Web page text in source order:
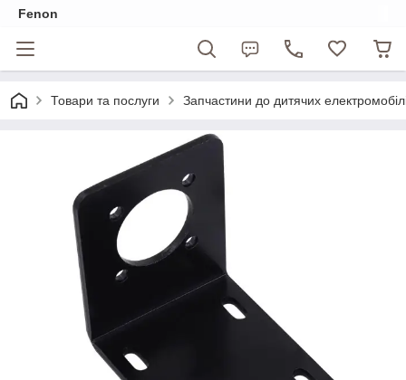
Fenon
Товари та послуги Запчастини до дитячих